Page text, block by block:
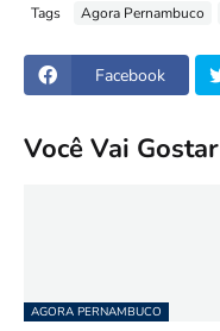
Tags Agora Pernambuco
Facebook
Você Vai Gostar
AGORA PERNAMBUCO